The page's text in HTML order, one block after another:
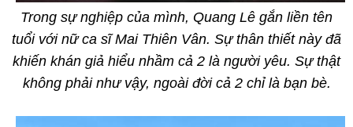
Trong sự nghiệp của mình, Quang Lê gắn liền tên
tuổi với nữ ca sĩ Mai Thiên Vân. Sự thân thiết này đã
khiến khán giả hiểu nhầm cả 2 là người yêu. Sự thật
không phải như vậy, ngoài đời cả 2 chỉ là bạn bè.